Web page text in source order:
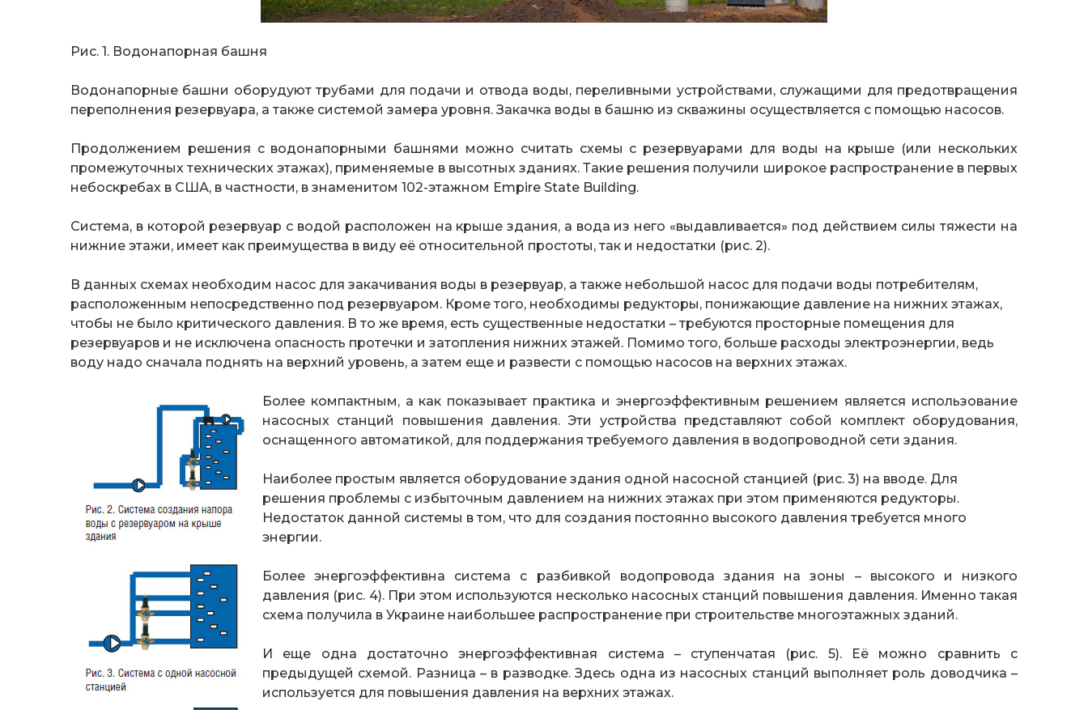
Рис. 1. Водонапорная башня
Водонапорные башни оборудуют трубами для подачи и отвода воды, переливными устройствами, служащими для предотвращения
переполнения резервуара, а также системой замера уровня. Закачка воды в башню из скважины осуществляется с помощью насосов.
Продолжением решения с водонапорными башнями можно считать схемы с резервуарами для воды на крыше (или нескольких
промежуточных технических этажах), применяемые в высотных зданиях. Такие решения получили широкое распространение в первых
небоскребах в США, в частности, в знаменитом 102-этажном Empire State Building.
Система, в которой резервуар с водой расположен на крыше здания, а вода из него «выдавливается» под действием силы тяжести на
нижние этажи, имеет как преимущества в виду её относительной простоты, так и недостатки (рис. 2).
В данных схемах необходим насос для закачивания воды в резервуар, а также небольшой насос для подачи воды потребителям,
расположенным непосредственно под резервуаром. Кроме того, необходимы редукторы, понижающие давление на нижних этажах,
чтобы не было критического давления. В то же время, есть существенные недостатки – требуются просторные помещения для
резервуаров и не исключена опасность протечки и затопления нижних этажей. Помимо того, больше расходы электроэнергии, ведь
воду надо сначала поднять на верхний уровень, а затем еще и развести с помощью насосов на верхних этажах.
Более компактным, а как показывает практика и энергоэффективным решением является использование
насосных станций повышения давления. Эти устройства представляют собой комплект оборудования,
оснащенного автоматикой, для поддержания требуемого давления в водопроводной сети здания.
Наиболее простым является оборудование здания одной насосной станцией (рис. 3) на вводе. Для
решения проблемы с избыточным давлением на нижних этажах при этом применяются редукторы.
Недостаток данной системы в том, что для создания постоянно высокого давления требуется много
энергии.
Более энергоэффективна система с разбивкой водопровода здания на зоны – высокого и низкого
давления (рис. 4). При этом используются несколько насосных станций повышения давления. Именно такая
схема получила в Украине наибольшее распространение при строительстве многоэтажных зданий.
И еще одна достаточно энергоэффективная система – ступенчатая (рис. 5). Её можно сравнить с
предыдущей схемой. Разница – в разводке. Здесь одна из насосных станций выполняет роль доводчика –
используется для повышения давления на верхних этажах.